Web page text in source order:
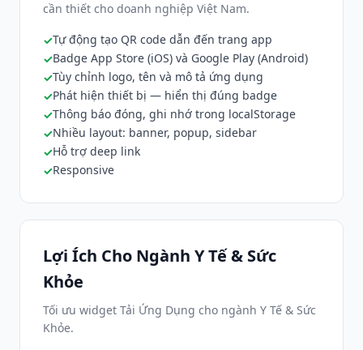
cần thiết cho doanh nghiệp Việt Nam.
Tự động tạo QR code dẫn đến trang app
Badge App Store (iOS) và Google Play (Android)
Tùy chỉnh logo, tên và mô tả ứng dụng
Phát hiện thiết bị — hiển thị đúng badge
Thông báo đóng, ghi nhớ trong localStorage
Nhiều layout: banner, popup, sidebar
Hỗ trợ deep link
Responsive
Lợi Ích Cho Ngành Y Tế & Sức
Khỏe
Tối ưu widget Tải Ứng Dụng cho ngành Y Tế & Sức
Khỏe.